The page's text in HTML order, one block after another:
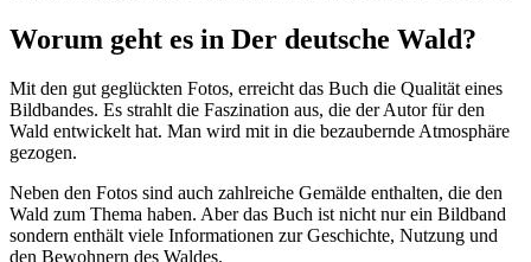
Worum geht es in Der deutsche Wald?
Mit den gut geglückten Fotos, erreicht das Buch die Qualität eines
Bildbandes. Es strahlt die Faszination aus, die der Autor für den
Wald entwickelt hat. Man wird mit in die bezaubernde Atmosphäre
gezogen.
Neben den Fotos sind auch zahlreiche Gemälde enthalten, die den
Wald zum Thema haben. Aber das Buch ist nicht nur ein Bildband
sondern enthält viele Informationen zur Geschichte, Nutzung und
den Bewohnern des Waldes.